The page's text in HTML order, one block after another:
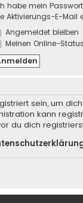
habe mein
Aktivierungs-E-Mail
Angemeldet bleiben
Meinen Online-
sein, um
kann
du dich